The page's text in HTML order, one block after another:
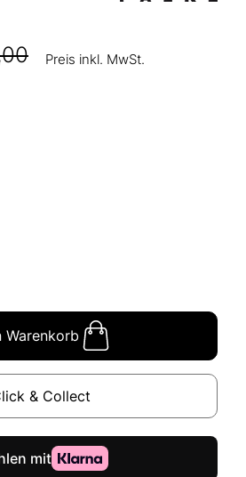
Preis inkl. MwSt.
Warenkorb
& Collect